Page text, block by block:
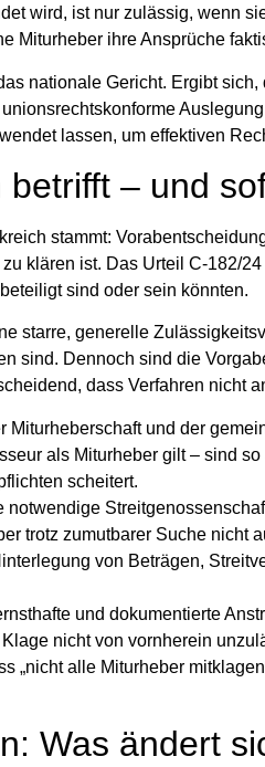
wird, ist nur zulässig, wenn
Miturheber ihre Ansprüche
nationale Gericht. Ergibt
lassen, um effektiven
– und
stammt:
klären ist. Das Urteil C‑182/
sind oder sein könnten.
starre, generelle
sind. Dennoch sind die
dass Verfahren nicht
Miturheberschaft und der
als Miturheber gilt – sind
scheitert.
notwendige
trotz zumutbarer Suche nicht
von Beträgen,
und dokumentierte
nicht von vornherein
„nicht alle Miturheber
Was ändert